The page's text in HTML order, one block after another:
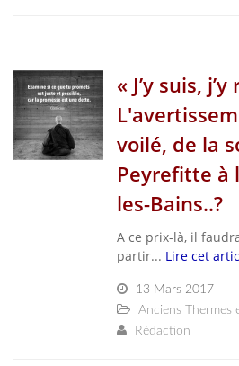
« J’y suis,
voilé, de la
Peyrefitte à
les-Bains..?
A ce prix-là, il
partir... Lire cet
13 Mars 2017
Anciens Thermes
Rédaction